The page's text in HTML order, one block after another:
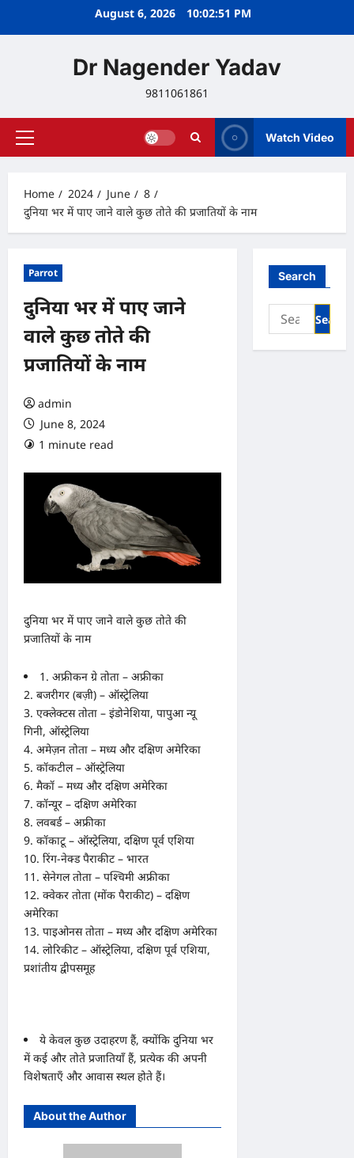
August 6, 2026 10:02:52 PM
Dr Nagender Yadav
9811061861
Primary
Watch Video
Home 2024 June
8
दुनिया भर में पाए जाने वाले कुछ तोते की प्रजातियों के नाम
Parrot
दुनिया भर में पाए जाने
वाले कुछ तोते की
प्रजातियों के नाम
admin
June 8, 2024
1 minute read
दुनिया भर में पाए जाने वाले कुछ तोते की
प्रजातियों के नाम
1. अफ्रीकन ग्रे तोता – अफ्रीका
2. बजरीगर (बज़ी) – ऑस्ट्रेलिया
3. एक्लेक्टस तोता – इंडोनेशिया, पापुआ न्यू
गिनी, ऑस्ट्रेलिया
4. अमेज़न तोता – मध्य और दक्षिण अमेरिका
5. कॉकटील – ऑस्ट्रेलिया
6. मैकॉ – मध्य और दक्षिण अमेरिका
7. कॉन्यूर – दक्षिण अमेरिका
8. लवबर्ड – अफ्रीका
9. कॉकाटू – ऑस्ट्रेलिया, दक्षिण पूर्व एशिया
10. रिंग-नेक्ड पैराकीट – भारत
11. सेनेगल तोता – पश्चिमी अफ्रीका
12. क्वेकर तोता (मोंक पैराकीट) – दक्षिण
अमेरिका
13. पाइओनस तोता – मध्य और दक्षिण अमेरिका
14. लोरिकीट – ऑस्ट्रेलिया, दक्षिण पूर्व एशिया,
प्रशांतीय द्वीपसमूह
ये केवल कुछ उदाहरण हैं, क्योंकि दुनिया भर
में कई और तोते प्रजातियाँ हैं, प्रत्येक की अपनी
विशेषताएँ और आवास स्थल होते हैं।
About the Author
Search
Search
for: